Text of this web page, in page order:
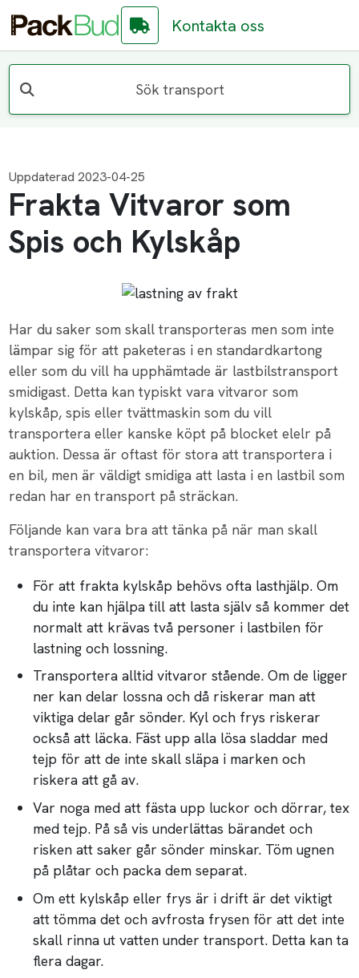
Kontakta oss
Sök transport
Uppdaterad 2023-04-25
Frakta Vitvaror som
Spis och Kylskåp
Har du saker som skall transporteras men som inte
lämpar sig för att paketeras i en standardkartong
eller som du vill ha upphämtade är lastbilstransport
smidigast. Detta kan typiskt vara vitvaror som
kylskåp, spis eller tvättmaskin som du vill
transportera eller kanske köpt på blocket elelr på
auktion. Dessa är oftast för stora att transportera i
en bil, men är väldigt smidiga att lasta i en lastbil som
redan har en transport på sträckan.
Följande kan vara bra att tänka på när man skall
transportera vitvaror:
För att frakta kylskåp behövs ofta lasthjälp. Om
du inte kan hjälpa till att lasta själv så kommer det
normalt att krävas två personer i lastbilen för
lastning och lossning.
Transportera alltid vitvaror stående. Om de ligger
ner kan delar lossna och då riskerar man att
viktiga delar går sönder. Kyl och frys riskerar
också att läcka. Fäst upp alla lösa sladdar med
tejp för att de inte skall släpa i marken och
riskera att gå av.
Var noga med att fästa upp luckor och dörrar, tex
med tejp. På så vis underlättas bärandet och
risken att saker går sönder minskar. Töm ugnen
på plåtar och packa dem separat.
Om ett kylskåp eller frys är i drift är det viktigt
att tömma det och avfrosta frysen för att det inte
skall rinna ut vatten under transport. Detta kan ta
flera dagar.